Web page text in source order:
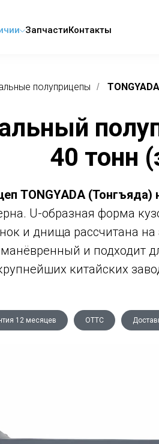
ЗапчастиКонтакты
полуприцепы / TONGYADA
40 тонн
TONGYADA (Тонгъяда)
U-образная форма
и днища рассчитана
и подходит
китайских
12 месяцев ОТТС